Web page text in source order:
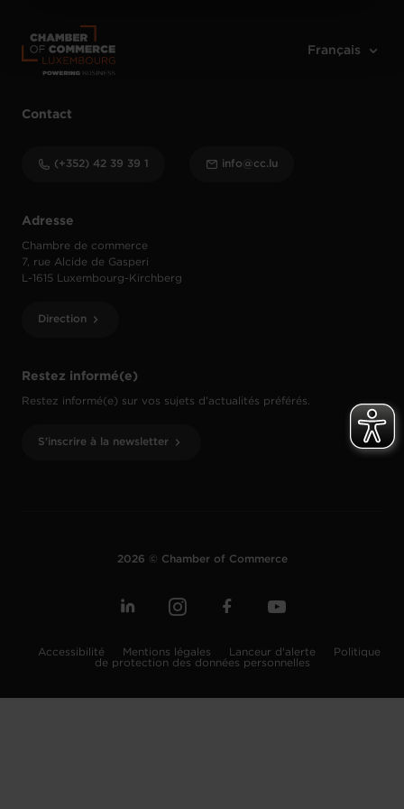
protection des données personnelles
Restez informé(e)
Restez informé(e) sur vos sujets d’actualités préférés.
S'inscrire à la newsletter
Adresse
Chambre de commerce
7, rue Alcide de Gasperi
L-1615 Luxembourg-Kirchberg
Direction
Contact
(+352) 42 39 39 1 info@cc.lu
2026 © Chamber of Commerce
Accessibilité Mentions légales Lanceur d'alerte
Politique
de protection des données personnelles